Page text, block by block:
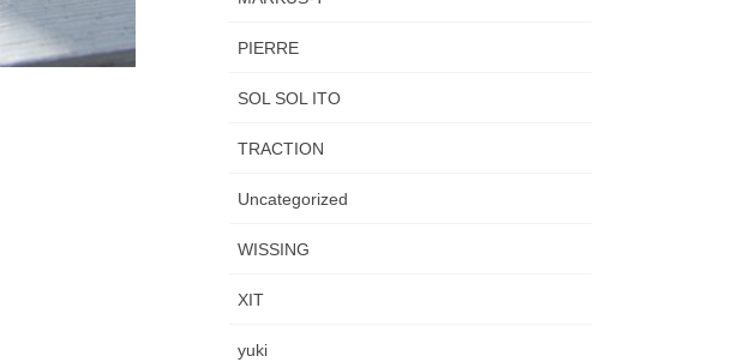
PIERRE
SOL SOL ITO
TRACTION
Uncategorized
WISSING
XIT
yuki